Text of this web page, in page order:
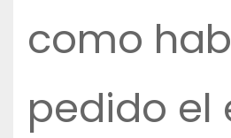
como
pedido el